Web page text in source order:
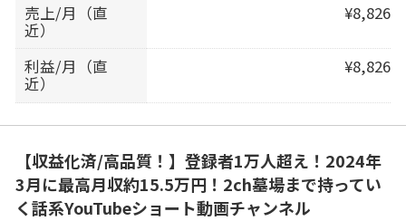
売上/月（直
近）
¥8,826
利益/月（直
近）
¥8,826
【収益化済/高品質！】登録者1万人超え！2024年
3月に最高月収約15.5万円！2ch墓場まで持ってい
く話系YouTubeショート動画チャンネル